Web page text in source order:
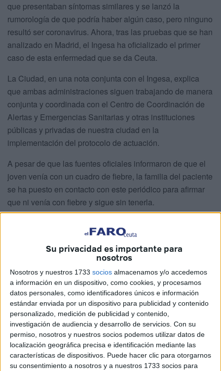
Su privacidad es importante para
nosotros
Nosotros y nuestros 1733 socios almacenamos y/o accedemos
a información en un dispositivo, como cookies, y procesamos
datos personales, como identificadores únicos e información
estándar enviada por un dispositivo para publicidad y contenido
personalizado, medición de publicidad y contenido,
investigación de audiencia y desarrollo de servicios. Con su
permiso, nosotros y nuestros socios podemos utilizar datos de
localización geográfica precisa e identificación mediante las
características de dispositivos. Puede hacer clic para otorgarnos
su consentimiento a nosotros y a nuestros 1733 socios para
que presentaban síntomas similares y se lanzó la
rumorología de que podría haber algún caso, pero ninguno
resultó ser coronavirus. Ahora, tras las pruebas que se han
analizado en Madrid, el Ingesa ha oficializado el primer
caso de esta enfermedad que se da Ceuta.
La Ciudad, en una nota conjunta con el Ingesa, explica
que ambas administraciones siguen trabajando de manera
conjunta y coordinada con el Centro de Coordinación de
Alertas y Emergencias Sanitarias y otras instituciones
públicas y privadas de nuestra ciudad en la
implementación del protocolo de actuación.
A pesar de que las fuentes oficiales informaron de que el
joven venía con un cuadro de fiebre, la familia del paciente
se ha puesto en contacto con este periódico para afirmar
que ni venía con fiebre y sigue sin tenerla.
Normas de higiene
Se recuerda a la población que que existen unas sencillas
medidas de higiene que pueden ayudar a evitar el
contagio: lavarse las manos con agua y jabón o solución
hidroalcohólica con frecuencia; al toser o estornudar
cubrirse bien la boca y la nariz con el pliegue del codo o
con un pañuelo para retener las secreciones respiratorias
y utilizar pañuelos desechables. Los síntomas más
comunes de la enfermedad por coronavirus son tos, fiebre
y sensación de falta de aire y la única medida de
prevención hasta ahora conocida es la higiene.